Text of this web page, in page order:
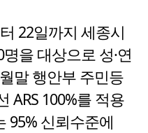
22일까지 세종시
을 대상으로 성·연
말 행안부 주민등
ARS 100%를 적용
95% 신뢰수준에